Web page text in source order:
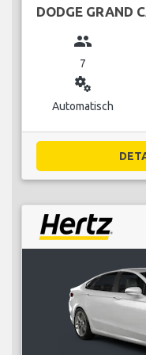
DODGE GRAND
group
7
miscellaneous_services
Automatisch